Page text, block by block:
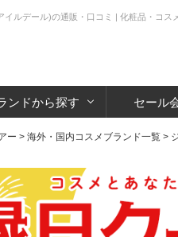
ルデール)の通販・口コミ | 化粧品・コス
ンドから探す セール
ー > 海外・国内コスメブランド一覧 >